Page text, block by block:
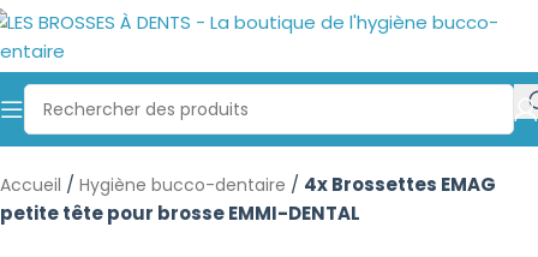
Accueil / Hygiène bucco-dentaire / 4x Brossettes EMAG
petite tête pour brosse EMMI-DENTAL